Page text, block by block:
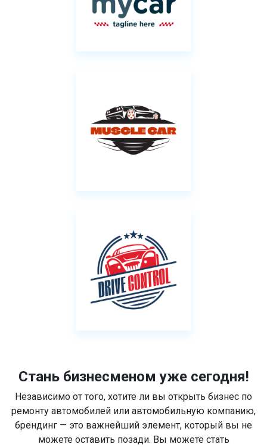
Стань бизнесменом уже сегодня!
Независимо от того, хотите ли вы открыть бизнес по
ремонту автомобилей или автомобильную компанию,
брендинг — это важнейший элемент, который вы не
можете оставить позади. Вы можете стать